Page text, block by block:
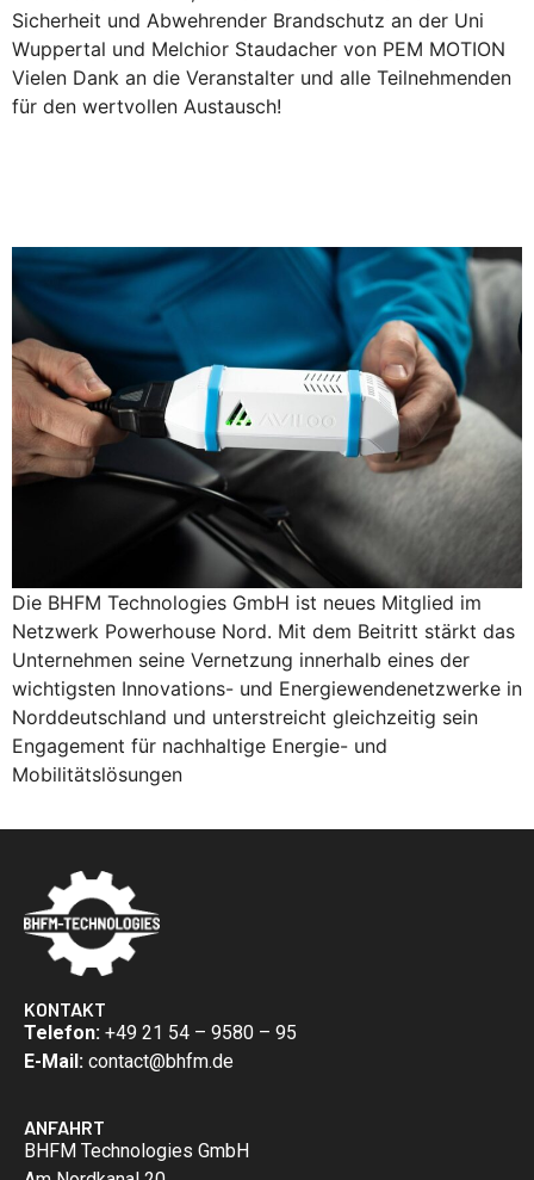
Sicherheit und Abwehrender Brandschutz an der Uni
Wuppertal und Melchior Staudacher von PEM MOTION
Vielen Dank an die Veranstalter und alle Teilnehmenden
für den wertvollen Austausch!
Die BHFM Technologies GmbH ist neues Mitglied im
Netzwerk Powerhouse Nord. Mit dem Beitritt stärkt das
Unternehmen seine Vernetzung innerhalb eines der
wichtigsten Innovations- und Energiewendenetzwerke in
Norddeutschland und unterstreicht gleichzeitig sein
Engagement für nachhaltige Energie- und
Mobilitätslösungen
KONTAKT
Telefon: +49 21 54 – 9580 – 95
E-Mail: contact@bhfm.de
ANFAHRT
BHFM Technologies GmbH